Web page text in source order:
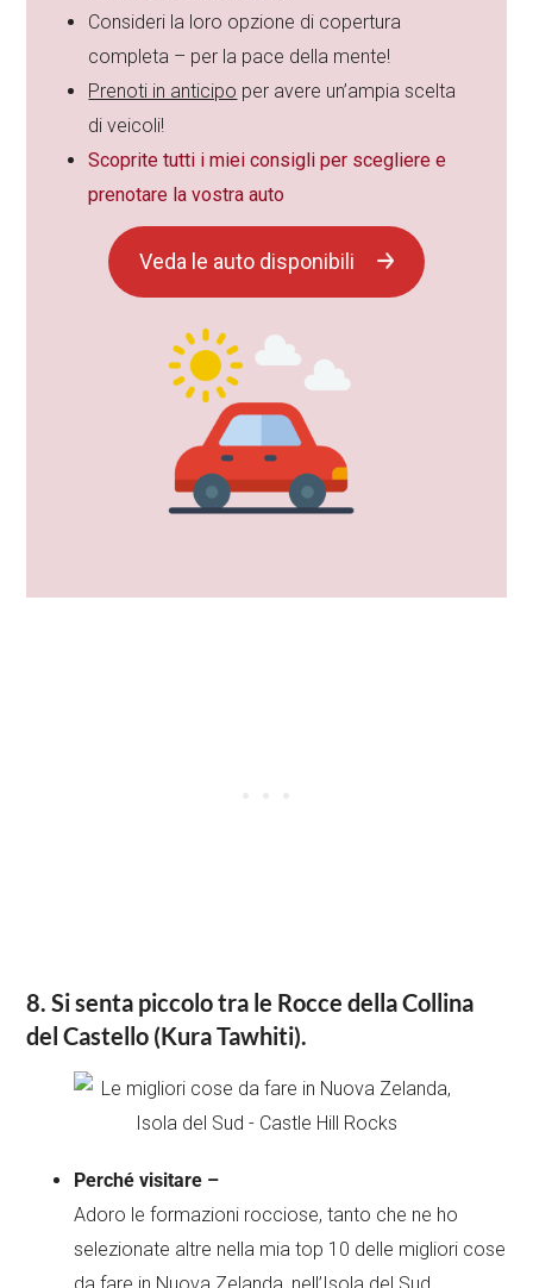
Consideri la loro opzione di copertura
completa – per la pace della mente!
Prenoti in anticipo per avere un’ampia scelta
di veicoli!
Scoprite tutti i miei consigli per scegliere e
prenotare la vostra auto
Veda le auto disponibili
8. Si senta piccolo tra le Rocce della Collina
del Castello (Kura Tawhiti).
Perché visitare –
Adoro le formazioni rocciose, tanto che ne ho
selezionate altre nella mia top 10 delle migliori cose